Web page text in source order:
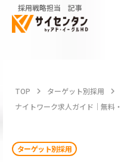
TOP keyboard_arrow_right ターゲット別採用 keyboard_arrow_right
ナイトワーク求人ガイド｜無料
ターゲット別採用
採用戦略担当 記事